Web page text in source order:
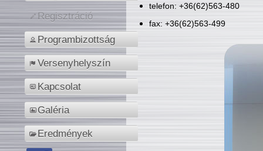
Regisztráció
Programbizottság
Versenyhelyszín
Kapcsolat
Galéria
Eredmények
telefon: +36(62)563-480
fax: +36(62)563-499